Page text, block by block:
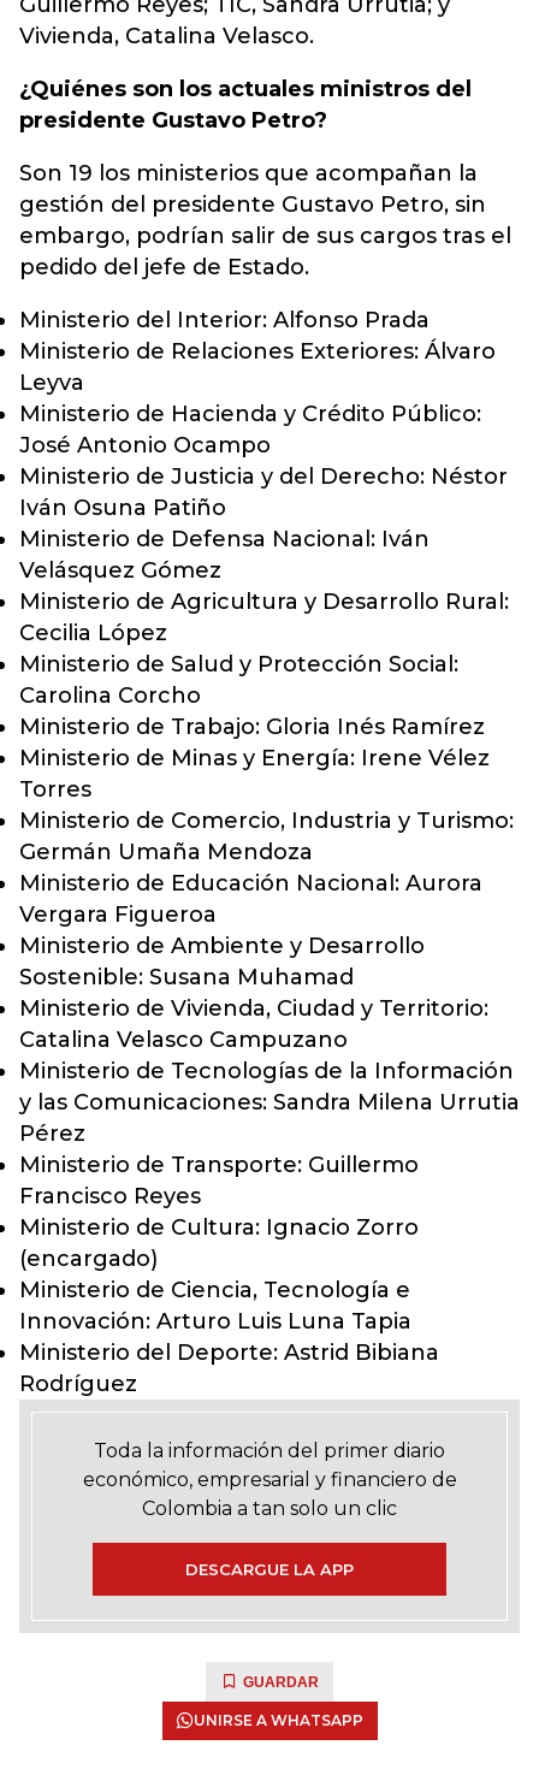
Vivienda, Catalina Velasco.
¿Quiénes son los actuales ministros del
presidente Gustavo Petro?
Son 19 los ministerios que acompañan la
gestión del presidente Gustavo Petro, sin
embargo, podrían salir de sus cargos tras el
pedido del jefe de Estado.
Ministerio del Interior: Alfonso Prada
Ministerio de Relaciones Exteriores: Álvaro
Leyva
Ministerio de Hacienda y Crédito Público:
José Antonio Ocampo
Ministerio de Justicia y del Derecho: Néstor
Iván Osuna Patiño
Ministerio de Defensa Nacional: Iván
Velásquez Gómez
Ministerio de Agricultura y Desarrollo Rural:
Cecilia López
Ministerio de Salud y Protección Social:
Carolina Corcho
Ministerio de Trabajo: Gloria Inés Ramírez
Ministerio de Minas y Energía: Irene Vélez
Torres
Ministerio de Comercio, Industria y Turismo:
Germán Umaña Mendoza
Ministerio de Educación Nacional: Aurora
Vergara Figueroa
Ministerio de Ambiente y Desarrollo
Sostenible: Susana Muhamad
Ministerio de Vivienda, Ciudad y Territorio:
Catalina Velasco Campuzano
Ministerio de Tecnologías de la Información
y las Comunicaciones: Sandra Milena Urrutia
Pérez
Ministerio de Transporte: Guillermo
Francisco Reyes
Ministerio de Cultura: Ignacio Zorro
(encargado)
Ministerio de Ciencia, Tecnología e
Innovación: Arturo Luis Luna Tapia
Ministerio del Deporte: Astrid Bibiana
Rodríguez
Toda la información del primer diario
económico, empresarial y financiero de
Colombia a tan solo un clic
DESCARGUE LA APP
GUARDAR
UNIRSE A WHATSAPP